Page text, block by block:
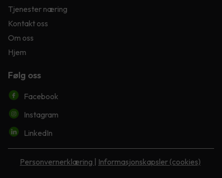
Tjenester næring
Kontakt oss
Om oss
Hjem
Følg oss
Facebook
Instagram
LinkedIn
Personvernerklæring | Informasjonskapsler (cookies)